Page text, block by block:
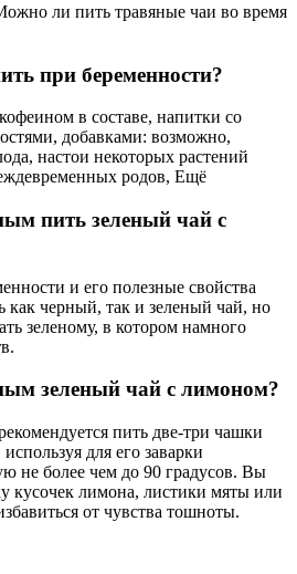
ли пить травяные чаи во время
при беременности?
в составе, напитки со
добавками: возможно,
настои некоторых растений
родов, Ещё
пить зеленый чай с
и его полезные свойства
черный, так и зеленый чай, но
зеленому, в котором намного
зеленый чай с лимоном?
пить две-три чашки
для его заварки
не более чем до 90 градусов. Вы
кусочек лимона, листики мяты или
от чувства тошноты.